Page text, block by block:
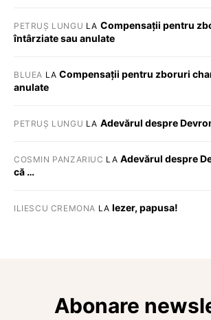
PETRUȘ LUNGU LA Compensații pentru
întârziate sau anulate
BLUEA LACompensații pentru zboruri
anulate
PETRUȘ LUNGU LA Adevărul despre
COSMIN PANZARIUC LA Adevărul despre
că …
ILIESCU CREMONA LA Iezer, papusa!
Abonare